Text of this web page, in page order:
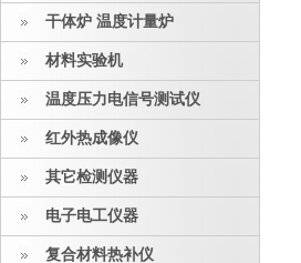
干体炉 温度计量炉
材料实验机
温度压力电信号测试仪
红外热成像仪
其它检测仪器
电子电工仪器
复合材料热补仪